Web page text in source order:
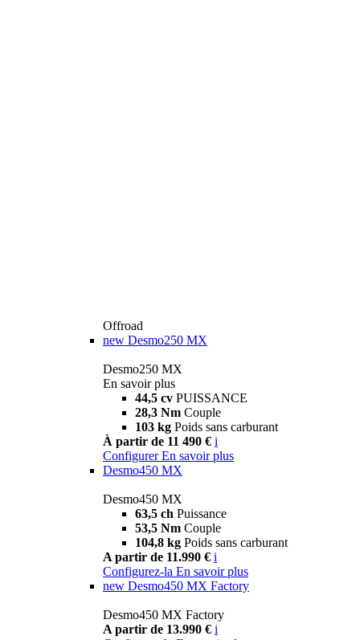
Offroad
new Desmo250 MX
Desmo250 MX
En savoir plus
44,5 cv PUISSANCE
28,3 Nm Couple
103 kg Poids sans carburant
À partir de 11 490 € i
Configurer En savoir plus
Desmo450 MX
Desmo450 MX
63,5 ch Puissance
53,5 Nm Couple
104,8 kg Poids sans carburant
A partir de 11.990 € i
Configurez-la En savoir plus
new Desmo450 MX Factory
Desmo450 MX Factory
A partir de 13.990 € i